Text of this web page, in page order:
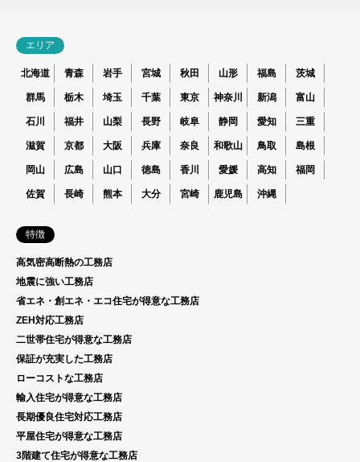
エリア
北海道 青森 岩手 宮城 秋田 山形 福島 茨城
群馬 栃木 埼玉 千葉 東京 神奈川 新潟 富山
石川 福井 山梨 長野 岐阜 静岡 愛知 三重
滋賀 京都 大阪 兵庫 奈良 和歌山 鳥取 島根
岡山 広島 山口 徳島 香川 愛媛 高知 福岡
佐賀 長崎 熊本 大分 宮崎 鹿児島 沖縄
特徴
高気密高断熱の工務店
地震に強い工務店
省エネ・創エネ・エコ住宅が得意な工務店
ZEH対応工務店
二世帯住宅が得意な工務店
保証が充実した工務店
ローコストな工務店
輸入住宅が得意な工務店
長期優良住宅対応工務店
平屋住宅が得意な工務店
3階建て住宅が得意な工務店